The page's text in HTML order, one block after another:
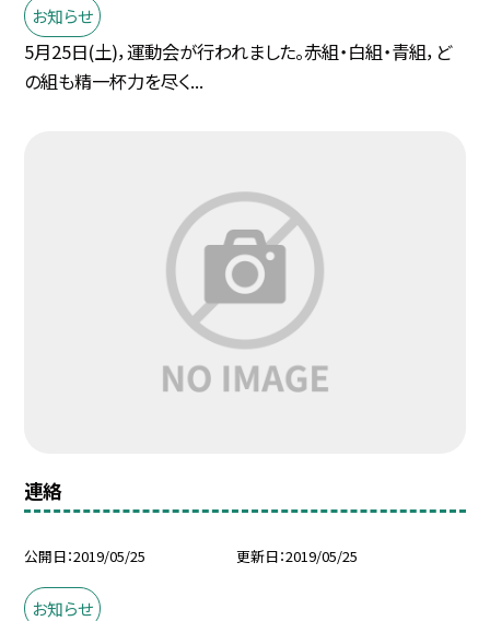
お知らせ
5月25日(土)，運動会が行われました。赤組・白組・青組，ど
の組も精一杯力を尽く...
連絡
公開日 2019/05/25 更新日 2019/05/25
お知らせ